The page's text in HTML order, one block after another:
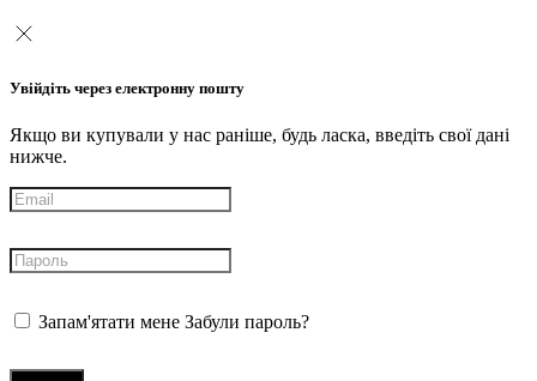
Увійдіть через електронну пошту
Якщо ви купували у нас раніше, будь ласка, введіть свої дані
нижче.
Запам'ятати мене Забули пароль?